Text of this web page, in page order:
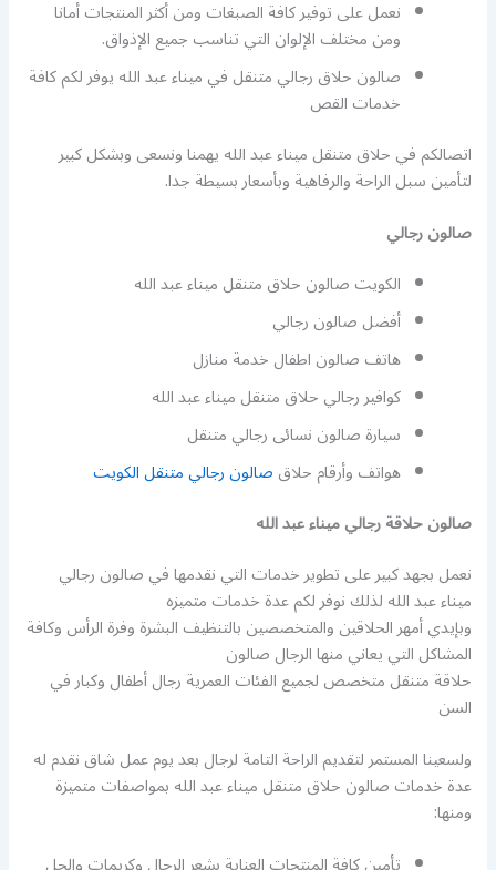
نعمل على توفير كافة الصبغات ومن أكثر المنتجات أمانا
ومن مختلف الإلوان التي تناسب جميع الإذواق.
صالون حلاق رجالي متنقل في ميناء عبد الله يوفر لكم كافة
خدمات القص
اتصالكم في حلاق متنقل ميناء عبد الله يهمنا ونسعى وبشكل كبير
لتأمين سبل الراحة والرفاهية وبأسعار بسيطة جدا.
صالون رجالي
الكويت صالون حلاق متنقل ميناء عبد الله
أفضل صالون رجالي
هاتف صالون اطفال خدمة منازل
كوافير رجالي حلاق متنقل ميناء عبد الله
سيارة صالون نسائى رجالي متنقل
هواتف وأرقام حلاقصالون رجالي متنقل الكويت
صالون حلاقة رجالي ميناء عبد الله
نعمل بجهد كبير على تطوير خدمات التي نقدمها في صالون رجالي
ميناء عبد الله لذلك نوفر لكم عدة خدمات متميزه
وبإيدي أمهر الحلاقين والمتخصصين بالتنظيف البشرة وفرة الرأس وكافة
المشاكل التي يعاني منها الرجال صالون
حلاقة متنقل متخصص لجميع الفئات العمرية رجال أطفال وكبار في
السن
ولسعينا المستمر لتقديم الراحة التامة لرجال بعد يوم عمل شاق نقدم له
عدة خدمات صالون حلاق متنقل ميناء عبد الله بمواصفات متميزة
ومنها: